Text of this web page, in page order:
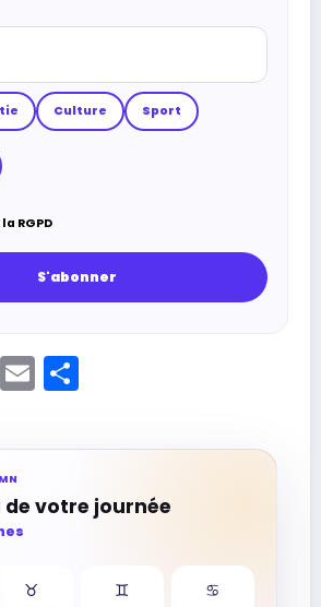
Culture Sport
RGPD
X Email
de votre journée
♉︎ ♊︎ ♋︎